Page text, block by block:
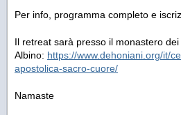
Per info, programma completo e
Il retreat sarà presso il monastero
Albino: https://www.dehoniani.org/it/
apostolica-sacro-cuore/
Namaste